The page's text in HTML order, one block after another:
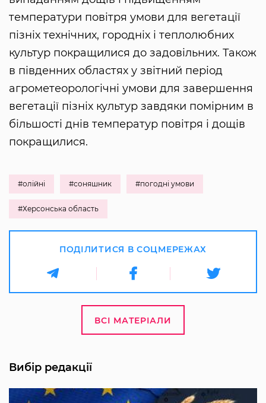
температури повітря умови для вегетації
пізніх технічних, городніх і теплолюбних
культур покращилися до задовільних. Також
в південних областях у звітний період
агрометеорологічні умови для завершення
вегетації пізніх культур завдяки помірним в
більшості днів температур повітря і дощів
покращилися.
#олійні #соняшник #погодні умови
#Херсонська область
ПОДІЛИТИСЯ В СОЦМЕРЕЖАХ
ВСІ МАТЕРІАЛИ
Вибір редакції